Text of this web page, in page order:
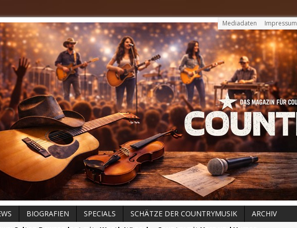
Mediadaten Impressum
BIOGRAFIEN SPECIALS SCHÄTZE DER COUNTRYMUSIK
ARCHIV